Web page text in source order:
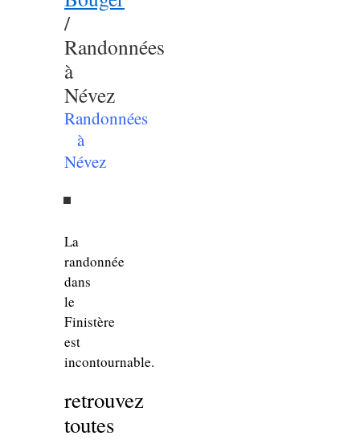
/
Randonnées
à
Névez
Randonnées
à
Névez
La
randonnée
dans
le
Finistère
est
incontournable.
retrouvez
toutes